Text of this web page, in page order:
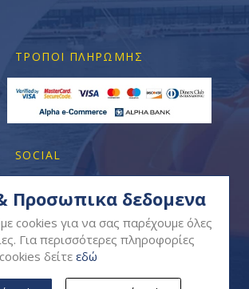
ΤΡΌΠΟΙ ΠΛΗΡΩΜΉΣ
SOCIAL
Προσωπικα δεδομενα
cookies για να σας παρέχουμε όλες
Για περισσότερες πληροφορίες
δείτε εδώ